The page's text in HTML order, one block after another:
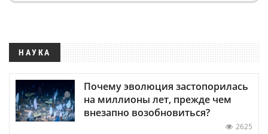
НАУКА
Почему эволюция застопорилась
на миллионы лет, прежде чем
внезапно возобновиться?
2625